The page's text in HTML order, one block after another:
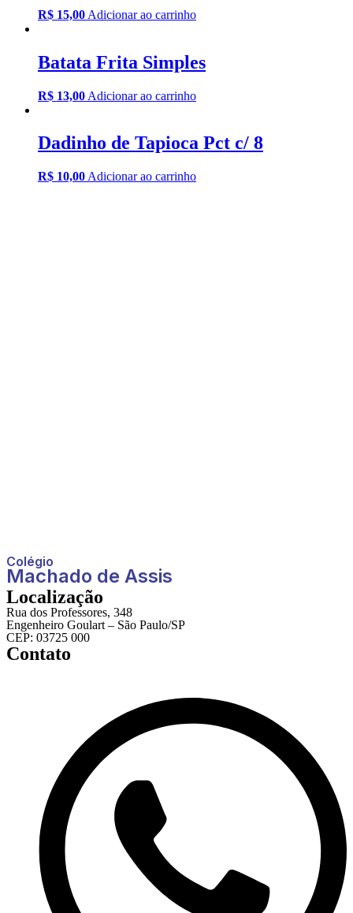
R$ 15,00 Adicionar ao carrinho
Batata Frita Simples
R$ 13,00 Adicionar ao carrinho
Dadinho de Tapioca Pct c/ 8
R$ 10,00 Adicionar ao carrinho
Colégio
Machado de Assis
Localização
Rua dos Professores, 348
Engenheiro Goulart – São Paulo/SP
CEP: 03725 000
Contato